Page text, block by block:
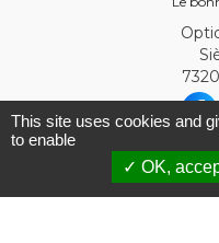
© Optique Sergent
This site uses cookies and
to enable
✓ OK,